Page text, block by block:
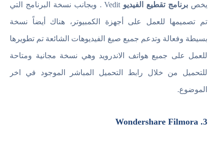
يخص برنامج تقطيع الفيديو Vedit . وبجانب نسخة البرنامج التي
تم تصميمها للعمل على أجهزة الكمبيوتر، هناك أيضاً نسخة
بسيطة وفعالة وتدعم جميع صيغ الفيديوهات الشائعة تم تطويرها
للعمل على جميع هواتف الاندرويد وهي نسخة مجانية ومتاحة
للتحميل من خلال رابط التحميل المباشر الموجود في اخر
الموضوع.
3. Wondershare Filmora